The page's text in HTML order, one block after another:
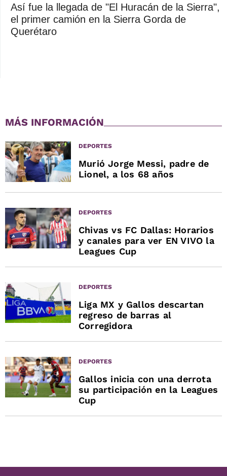
Así fue la llegada de "El Huracán de la Sierra",
el primer camión en la Sierra Gorda de
Querétaro
MÁS INFORMACIÓN
DEPORTES
Murió Jorge Messi, padre de
Lionel, a los 68 años
DEPORTES
Chivas vs FC Dallas: Horarios
y canales para ver EN VIVO la
Leagues Cup
DEPORTES
Liga MX y Gallos descartan
regreso de barras al
Corregidora
DEPORTES
Gallos inicia con una derrota
su participación en la Leagues
Cup